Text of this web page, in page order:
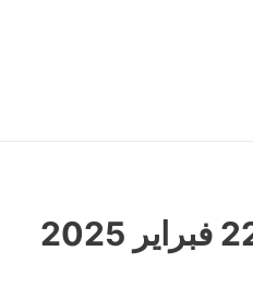
ورشة عمل في 22 فبراير 2025